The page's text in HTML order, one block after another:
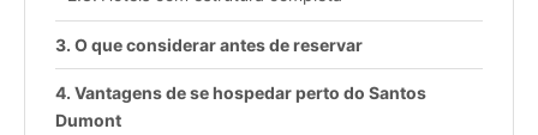
O que considerar antes de reservar
Vantagens de se hospedar perto do Santos
Dumont